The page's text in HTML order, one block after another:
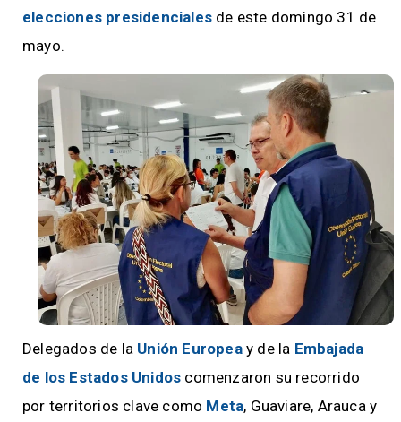
elecciones presidenciales de este domingo 31 de
mayo.
Delegados de la Unión Europeay de la Embajada
de los Estados Unidos comenzaron su recorrido
por territorios clave como Meta, Guaviare, Arauca y